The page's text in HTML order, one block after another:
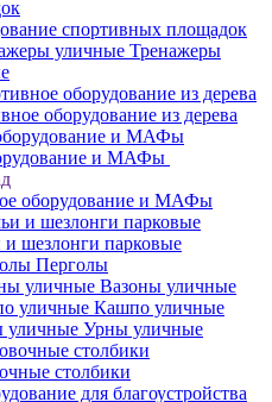
спортивных площадок
Тренажеры
оборудование из дерева
и МАФы
оборудование и МАФы
шезлонги парковые
Перголы
Вазоны уличные
Кашпо уличные
Урны уличные
столбики